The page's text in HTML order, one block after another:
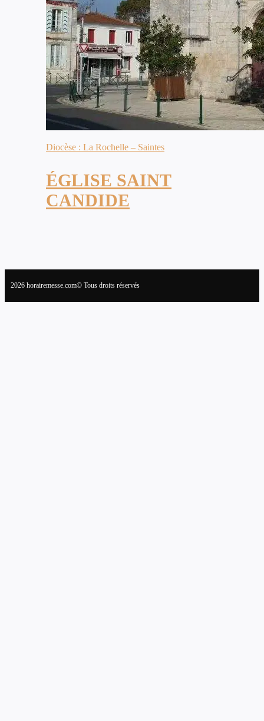
Diocèse : La Rochelle – Saintes
ÉGLISE SAINT
CANDIDE
2026 horairemesse.com© Tous droits réservés